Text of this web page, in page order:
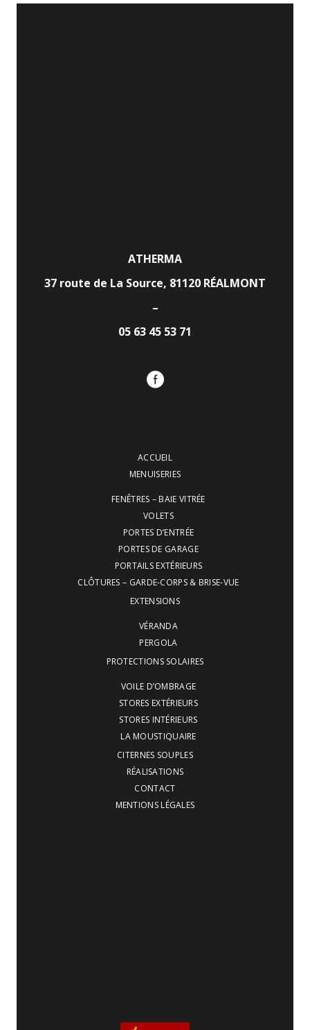
ATHERMA
37 route de La Source, 81120 RÉALMONT
–
05 63 45 53 71
ACCUEIL
MENUISERIES
FENÊTRES – BAIE VITRÉE
VOLETS
PORTES D’ENTRÉE
PORTES DE GARAGE
PORTAILS EXTÉRIEURS
CLÔTURES – GARDE-CORPS & BRISE-VUE
EXTENSIONS
VÉRANDA
PERGOLA
PROTECTIONS SOLAIRES
VOILE D’OMBRAGE
STORES EXTÉRIEURS
STORES INTÉRIEURS
LA MOUSTIQUAIRE
CITERNES SOUPLES
RÉALISATIONS
CONTACT
MENTIONS LÉGALES